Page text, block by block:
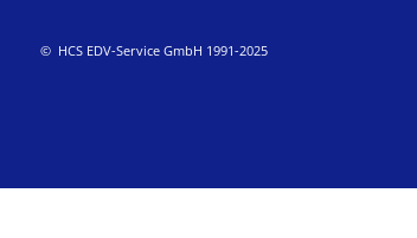
© HCS EDV-Service GmbH 1991-2025